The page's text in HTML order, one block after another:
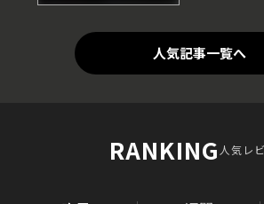
人気記事一覧へ
RANKING人気レ